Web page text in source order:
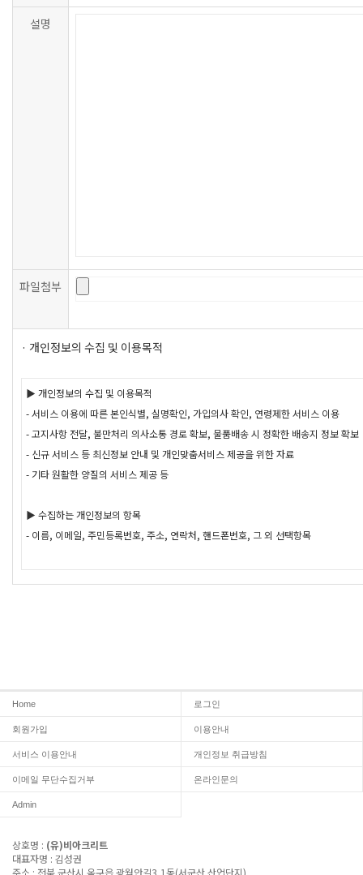
설명
파일첨부
· 개인정보의 수집 및 이용목적
Home 로그인
회원가입 이용안내
서비스 이용안내 개인정보 취급방침
이메일 무단수집거부 온라인문의
Admin
상호명 : (유)비아크리트
대표자명 : 김성권
주소 : 전북 군산시 옥구읍 광월안길3,1동(서군산 산업단지)